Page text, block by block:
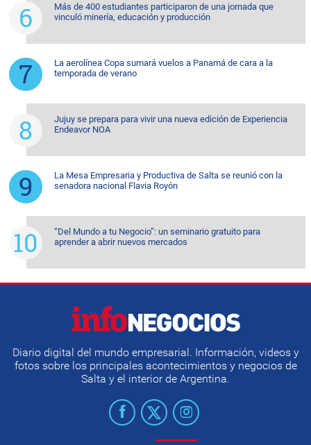
Más de 400 estudiantes participaron de una jornada que
vinculó minería, educación y producción
La aerolínea Copa sumará vuelos a Panamá de cara a la
temporada de verano
Jujuy se prepara para vivir una nueva edición de Experiencia
Endeavor NOA
La Mesa Empresaria y Productiva de Salta se reunió con la
senadora nacional Flavia Royón
“Del Mundo a tu Negocio”: un seminario gratuito para
aprender a abrir nuevos mercados
Diario digital del mundo empresarial. Información, videos y
fotos sobre los principales acontecimientos y negocios de
Salta y el interior de Argentina.